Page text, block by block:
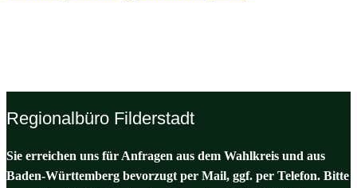
Regionalbüro Filderstadt
Sie erreichen uns für Anfragen aus dem Wahlkreis und aus
Baden-Württemberg bevorzugt per Mail, ggf. per Telefon. Bitte